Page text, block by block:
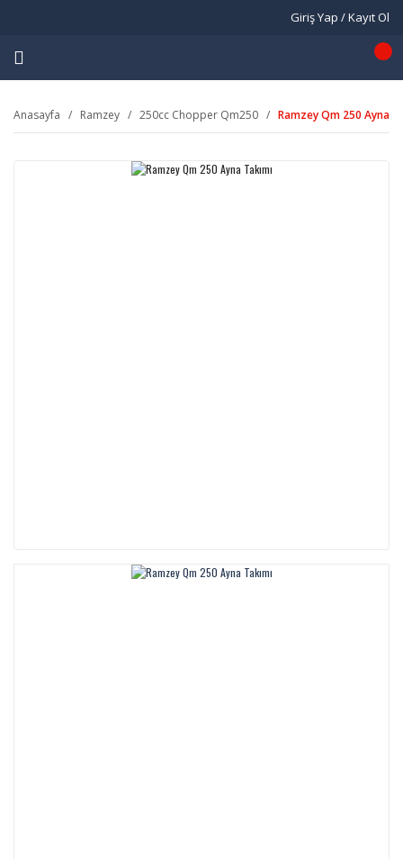
Giriş Yap / Kayıt Ol
Anasayfa Ramzey 250cc Chopper Qm250 Ramzey Qm 250 Ayna